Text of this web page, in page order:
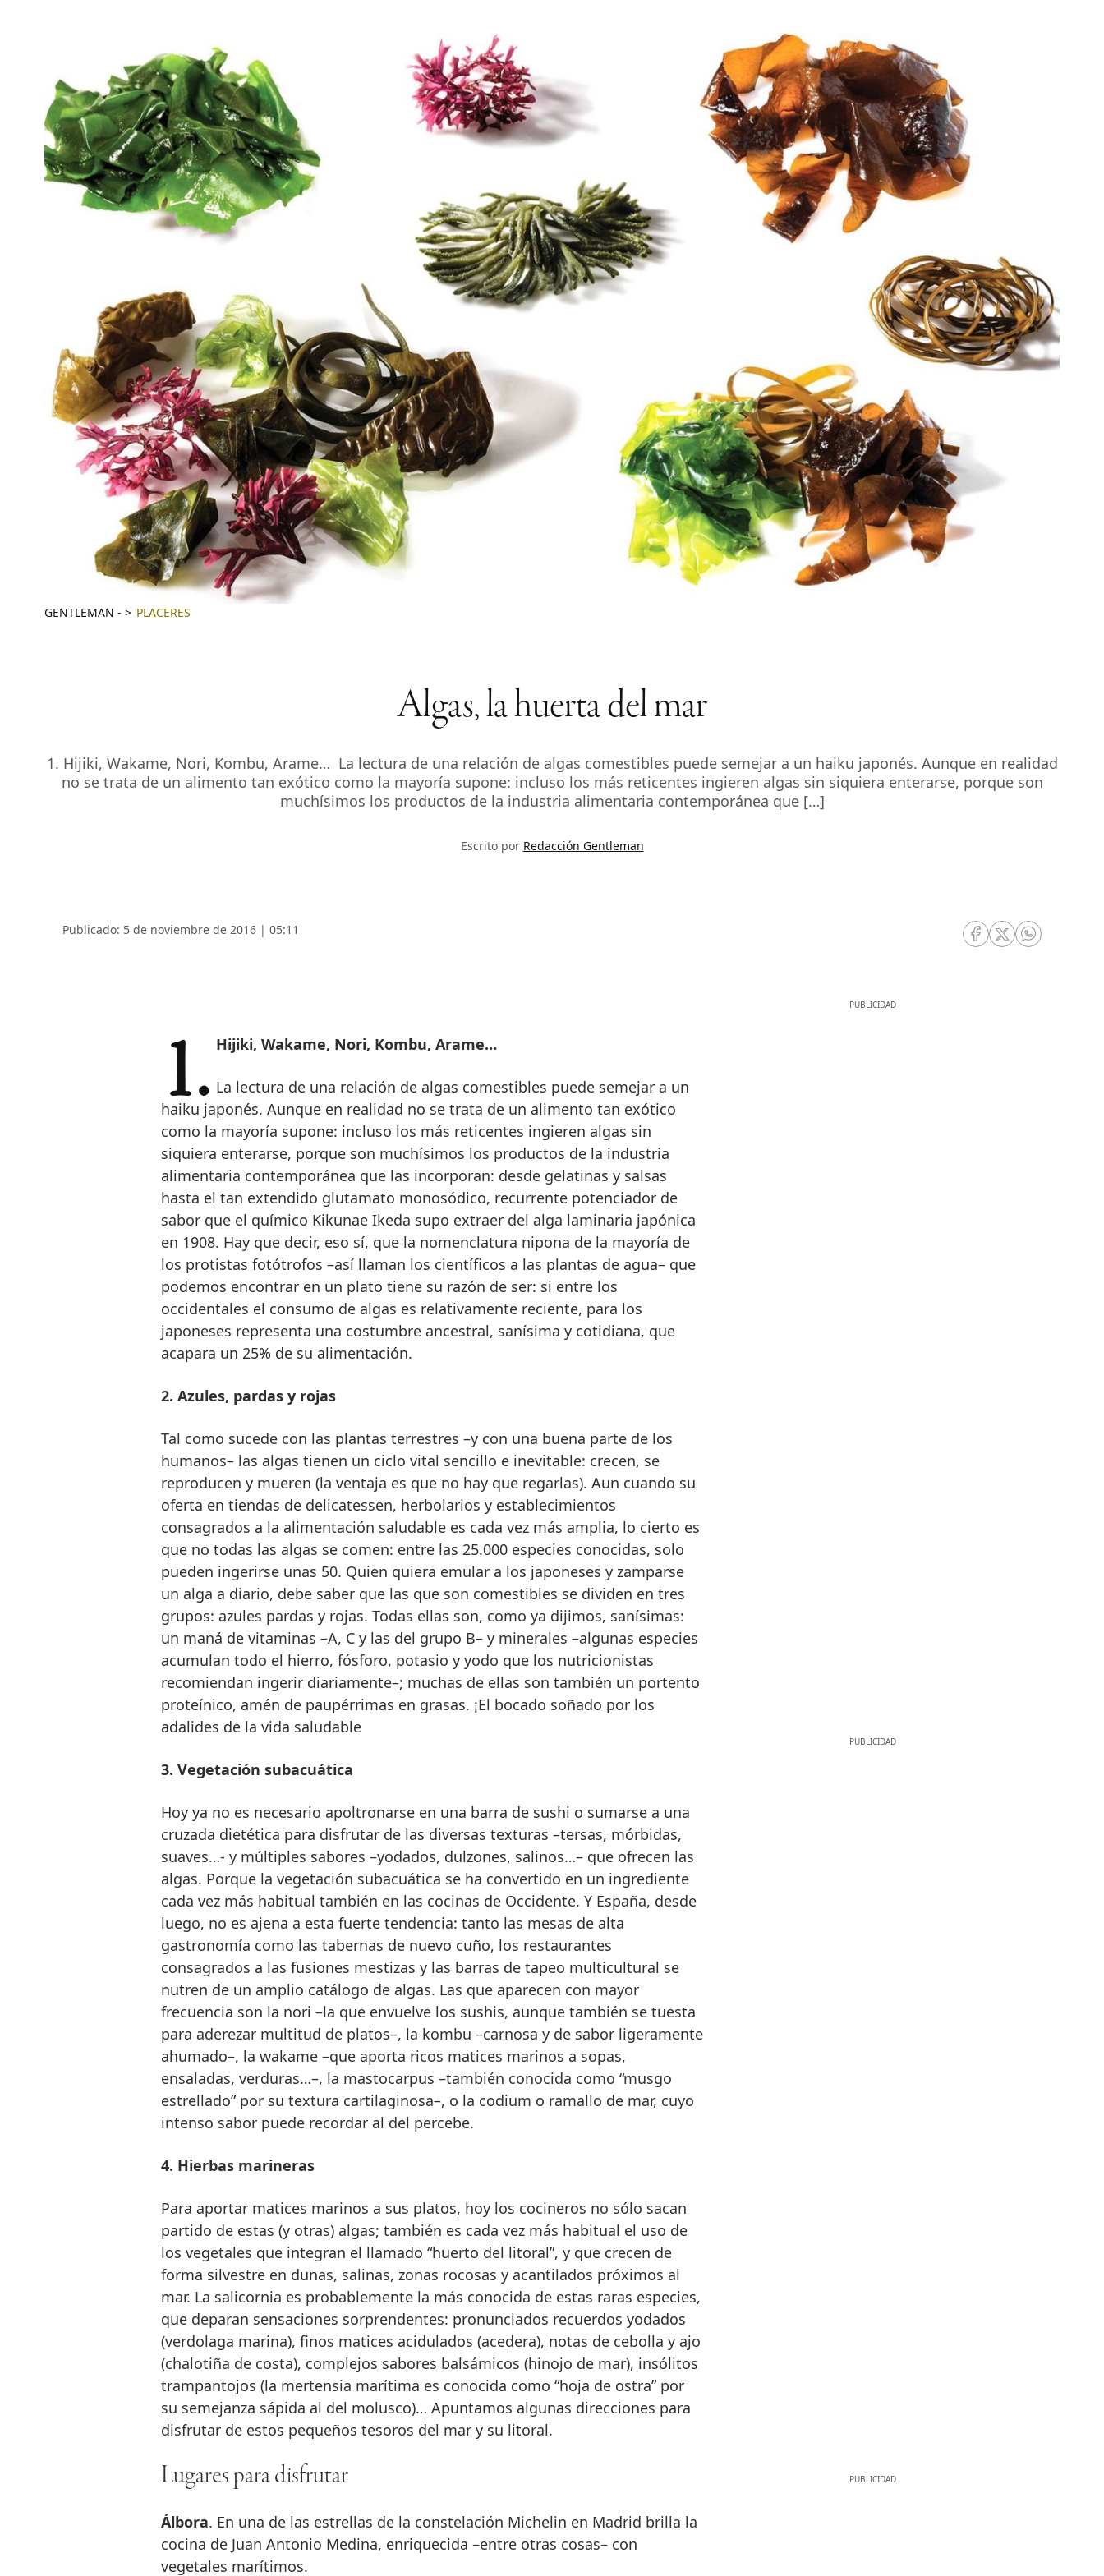
GENTLEMAN - PLACERES
Algas, la huerta del mar
1. Hijiki, Wakame, Nori, Kombu, Arame… La lectura de una relación de algas comestibles puede semejar a un haiku japonés. Aunque en realidad
no se trata de un alimento tan exótico como la mayoría supone: incluso los más reticentes ingieren algas sin siquiera enterarse, porque son
muchísimos los productos de la industria alimentaria contemporánea que […]
Escrito por Redacción Gentleman
Publicado: 5 de noviembre de 2016 | 05:11
RRSS Facebook
RRSS Twitter
RRSS
1. Hijiki, Wakame, Nori, Kombu, Arame…
La lectura de una relación de algas comestibles puede semejar a un
haiku japonés. Aunque en realidad no se trata de un alimento tan exótico
como la mayoría supone: incluso los más reticentes ingieren algas sin
siquiera enterarse, porque son muchísimos los productos de la industria
alimentaria contemporánea que las incorporan: desde gelatinas y salsas
hasta el tan extendido glutamato monosódico, recurrente potenciador de
sabor que el químico Kikunae Ikeda supo extraer del alga laminaria japónica
en 1908. Hay que decir, eso sí, que la nomenclatura nipona de la mayoría de
los protistas fotótrofos –así llaman los científicos a las plantas de agua– que
podemos encontrar en un plato tiene su razón de ser: si entre los
occidentales el consumo de algas es relativamente reciente, para los
japoneses representa una costumbre ancestral, sanísima y cotidiana, que
acapara un 25% de su alimentación.
2. Azules, pardas y rojas
Tal como sucede con las plantas terrestres –y con una buena parte de los
humanos– las algas tienen un ciclo vital sencillo e inevitable: crecen, se
reproducen y mueren (la ventaja es que no hay que regarlas). Aun cuando su
oferta en tiendas de delicatessen, herbolarios y establecimientos
consagrados a la alimentación saludable es cada vez más amplia, lo cierto es
que no todas las algas se comen: entre las 25.000 especies conocidas, solo
pueden ingerirse unas 50. Quien quiera emular a los japoneses y zamparse
un alga a diario, debe saber que las que son comestibles se dividen en tres
grupos: azules pardas y rojas. Todas ellas son, como ya dijimos, sanísimas:
un maná de vitaminas –A, C y las del grupo B– y minerales –algunas especies
acumulan todo el hierro, fósforo, potasio y yodo que los nutricionistas
recomiendan ingerir diariamente–; muchas de ellas son también un portento
proteínico, amén de paupérrimas en grasas. ¡El bocado soñado por los
adalides de la vida saludable
3. Vegetación subacuática
Hoy ya no es necesario apoltronarse en una barra de sushi o sumarse a una
cruzada dietética para disfrutar de las diversas texturas –tersas, mórbidas,
suaves…- y múltiples sabores –yodados, dulzones, salinos…– que ofrecen las
algas. Porque la vegetación subacuática se ha convertido en un ingrediente
cada vez más habitual también en las cocinas de Occidente. Y España, desde
luego, no es ajena a esta fuerte tendencia: tanto las mesas de alta
gastronomía como las tabernas de nuevo cuño, los restaurantes
consagrados a las fusiones mestizas y las barras de tapeo multicultural se
nutren de un amplio catálogo de algas. Las que aparecen con mayor
frecuencia son la nori –la que envuelve los sushis, aunque también se tuesta
para aderezar multitud de platos–, la kombu –carnosa y de sabor ligeramente
ahumado–, la wakame –que aporta ricos matices marinos a sopas,
ensaladas, verduras…–, la mastocarpus –también conocida como “musgo
estrellado” por su textura cartilaginosa–, o la codium o ramallo de mar, cuyo
intenso sabor puede recordar al del percebe.
4. Hierbas marineras
Para aportar matices marinos a sus platos, hoy los cocineros no sólo sacan
partido de estas (y otras) algas; también es cada vez más habitual el uso de
los vegetales que integran el llamado “huerto del litoral”, y que crecen de
forma silvestre en dunas, salinas, zonas rocosas y acantilados próximos al
mar. La salicornia es probablemente la más conocida de estas raras especies,
que deparan sensaciones sorprendentes: pronunciados recuerdos yodados
(verdolaga marina), finos matices acidulados (acedera), notas de cebolla y ajo
(chalotiña de costa), complejos sabores balsámicos (hinojo de mar), insólitos
trampantojos (la mertensia marítima es conocida como “hoja de ostra” por
su semejanza sápida al del molusco)… Apuntamos algunas direcciones para
disfrutar de estos pequeños tesoros del mar y su litoral.
Lugares para disfrutar
Álbora. En una de las estrellas de la constelación Michelin en Madrid brilla la
cocina de Juan Antonio Medina, enriquecida –entre otras cosas– con
vegetales marítimos.